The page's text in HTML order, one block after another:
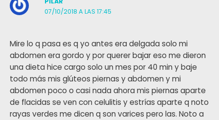
07/10/2018 A LAS 17:45
Mire lo q pasa es q yo antes era delgada solo mi
abdomen era gordo y por querer bajar eso me dieron
una dieta hice cargo solo un mes por 40 min y baje
todo más mis glúteos piernas y abdomen y mi
abdomen poco o casi nada ahora mis piernas aparte
de flacidas se ven con celulitis y estrías aparte q noto
rayas verdes me dicen q son varices pero las. Noto a